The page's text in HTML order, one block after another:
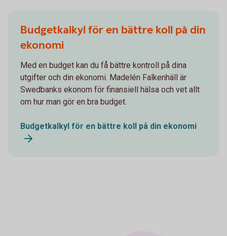
Budgetkalkyl för en bättre koll på din
ekonomi
Med en budget kan du få bättre kontroll på dina
utgifter och din ekonomi. Madelén Falkenhäll är
Swedbanks ekonom för finansiell hälsa och vet allt
om hur man gör en bra budget.
Budgetkalkyl för en bättre koll på din ekonomi